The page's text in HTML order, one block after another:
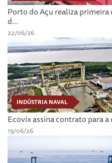
Porto do Açu realiza
d...
22/06/26
INDÚSTRIA NAVAL
Ecovix assina contrato para
19/06/26